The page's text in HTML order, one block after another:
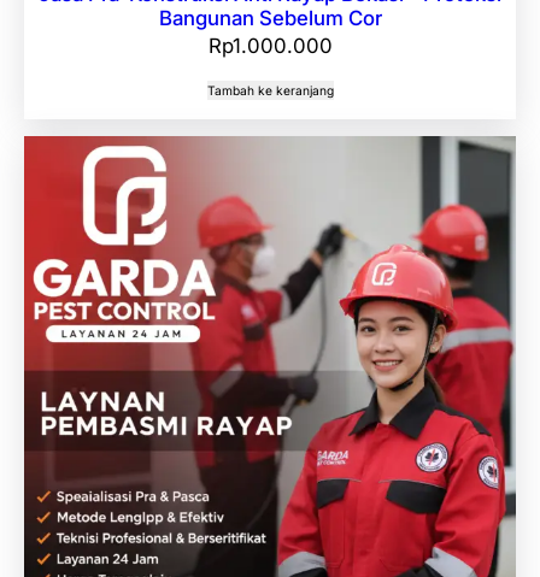
Bangunan Sebelum Cor
Rp1.000.000
Tambah ke keranjang